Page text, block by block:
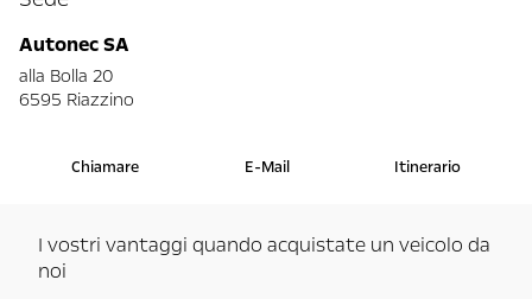
Autonec SA
alla Bolla 20
6595 Riazzino
Chiamare E-Mail Itinerario
I vostri vantaggi quando acquistate un veicolo da
noi